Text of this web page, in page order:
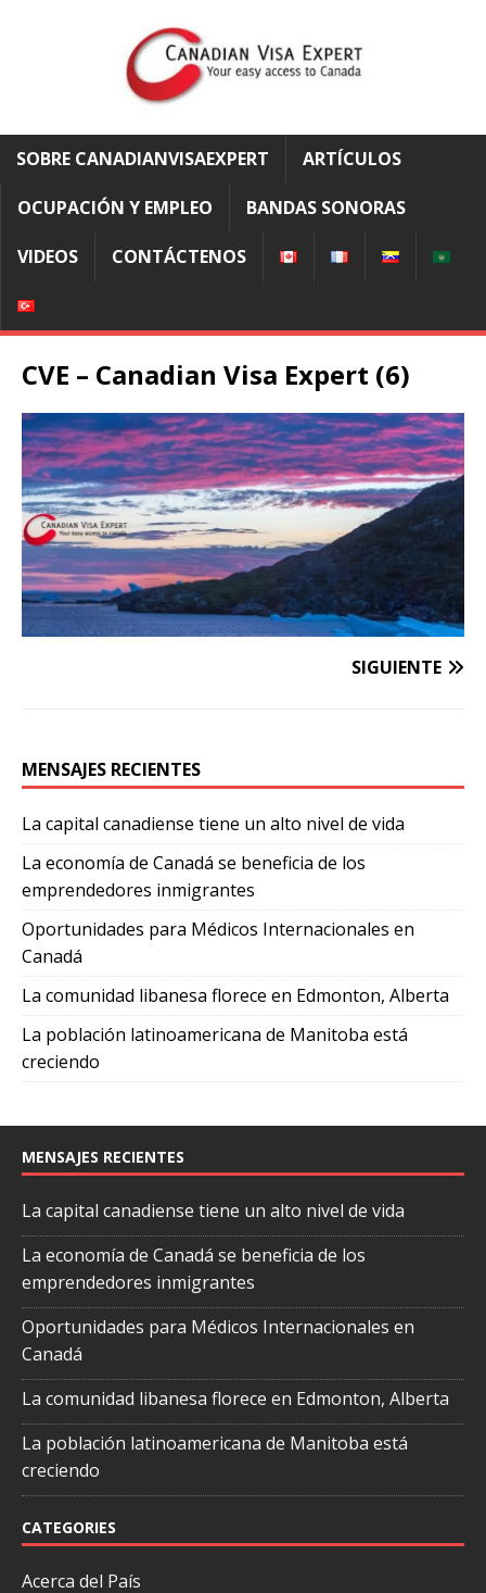
SOBRE CANADIANVISAEXPERT ARTÍCULOS
OCUPACIÓN Y EMPLEO BANDAS SONORAS
VIDEOS CONTÁCTENOS
CVE – Canadian Visa Expert (6)
SIGUIENTE
MENSAJES RECIENTES
La capital canadiense tiene un alto nivel de vida
La economía de Canadá se beneficia de los
emprendedores inmigrantes
Oportunidades para Médicos Internacionales en
Canadá
La comunidad libanesa florece en Edmonton, Alberta
La población latinoamericana de Manitoba está
creciendo
MENSAJES RECIENTES
La capital canadiense tiene un alto nivel de vida
La economía de Canadá se beneficia de los
emprendedores inmigrantes
Oportunidades para Médicos Internacionales en
Canadá
La comunidad libanesa florece en Edmonton, Alberta
La población latinoamericana de Manitoba está
creciendo
CATEGORIES
Acerca del País